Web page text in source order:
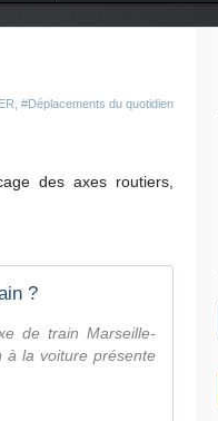
#Déplacements du quotidien
des axes routiers,
?
de train Marseille-
à la voiture présente